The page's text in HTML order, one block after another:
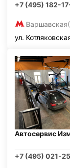
+7 (495) 182-
Варшавская
ул.
Автосервис
+7 (495) 021-